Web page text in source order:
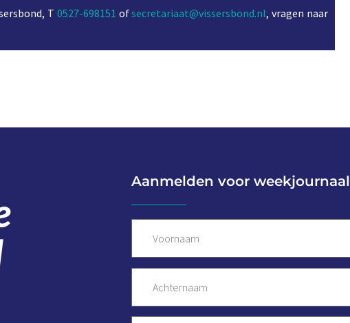
T 0527-698151 ofsecretariaat@vissersbond.nl, vragen naar
Aanmelden voor weekjournaal